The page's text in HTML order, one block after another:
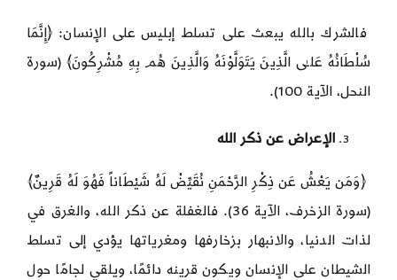
فالشرك بالله يبعث على تسلط إبليس على الإنسان: ﴿إِنَّمَا
سُلْطَانُهُ عَلـٰى الَّذِينَ يَتَوَلَّوْنَهُ وَالَّذِينَ هُم بِهِ مُشْرِكُونَ﴾ (سورة
النحل، الآية 100).
الإعراض عن ذكر الله
﴿وَمَن يَعْشُ عَن ذِكْرِ الرَّحْمَنِ نُقَيِّضْ لَهُ شَيْطَاناً فَهُوَ لَهُ قَرِينٌ﴾
(سورة الزخرف، الآية 36). فالغفلة عن ذكر الله، والغرق في
لذات الدنيا، والانبهار بزخارفها ومغرياتها يؤدي إلى تسلط
الشيطان على الإنسان ويكون قرينه دائمًا، ويلقي لجامًا حول